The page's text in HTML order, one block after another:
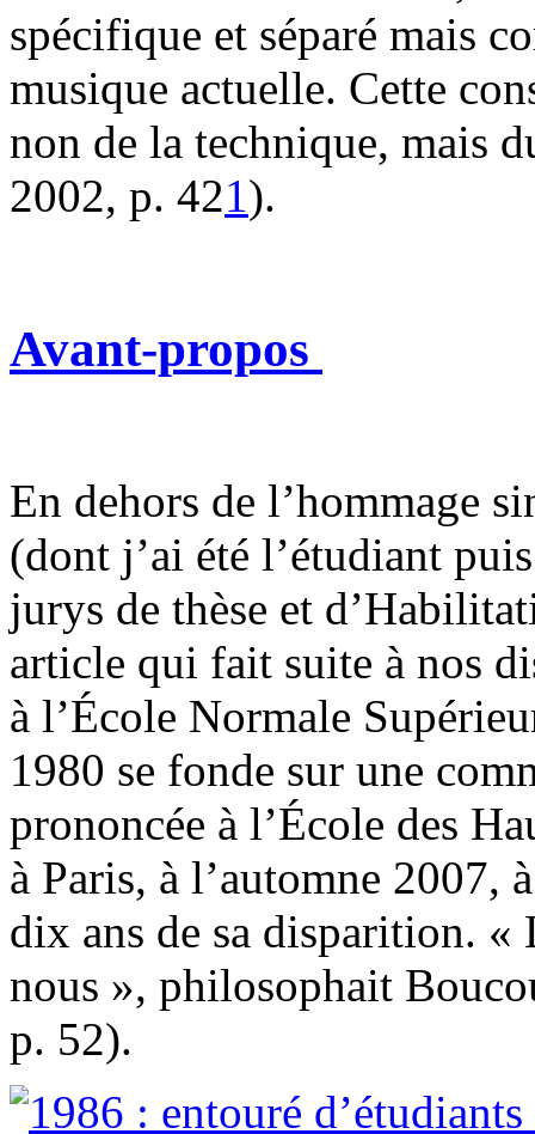
spécifique et séparé mais
musique actuelle. Cette
non de la technique, mais
2002, p. 421).
Avant-propos
En dehors de l’hommage
(dont j’ai été l’étudiant
jurys de thèse et
article qui fait suite à nos
à l’École Normale
1980 se fonde sur une
prononcée à l’École des
à Paris, à l’automne 2007,
dix ans de sa disparition.
nous », philosophait
p. 52).